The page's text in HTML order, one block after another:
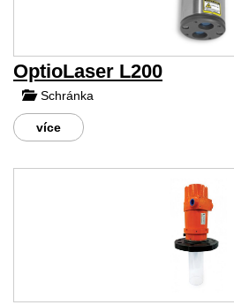
OptioLaser L200
Schránka
více